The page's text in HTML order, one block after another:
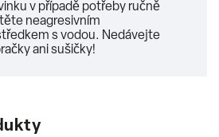
v případě potřeby ručně
neagresivním
s vodou. Nedávejte
ani sušičky!